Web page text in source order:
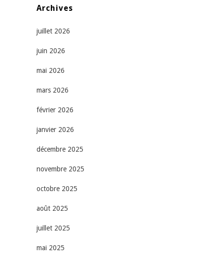
Archives
juillet 2026
juin 2026
mai 2026
mars 2026
février 2026
janvier 2026
décembre 2025
novembre 2025
octobre 2025
août 2025
juillet 2025
mai 2025